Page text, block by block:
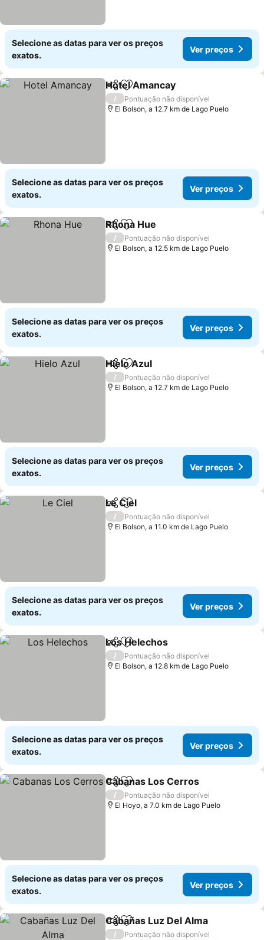
Selecione as datas para ver os preços
exatos.
Ver preços
PartilharAdicionar aos favoritos
Hotel Amancay
/
Pontuação não disponível
El Bolson, a 12.7 km de Lago Puelo
Selecione as datas para ver os preços
exatos.
Ver preços
PartilharAdicionar aos favoritos
Rhona Hue
/
Pontuação não disponível
El Bolson, a 12.5 km de Lago Puelo
Selecione as datas para ver os preços
exatos.
Ver preços
PartilharAdicionar aos favoritos
Hielo Azul
/
Pontuação não disponível
El Bolson, a 12.7 km de Lago Puelo
Selecione as datas para ver os preços
exatos.
Ver preços
PartilharAdicionar aos favoritos
Le Ciel
/
Pontuação não disponível
El Bolson, a 11.0 km de Lago Puelo
Selecione as datas para ver os preços
exatos.
Ver preços
PartilharAdicionar aos favoritos
Los Helechos
/
Pontuação não disponível
El Bolson, a 12.8 km de Lago Puelo
Selecione as datas para ver os preços
exatos.
Ver preços
PartilharAdicionar aos favoritos
Cabanas Los Cerros
/
Pontuação não disponível
El Hoyo, a 7.0 km de Lago Puelo
Selecione as datas para ver os preços
exatos.
Ver preços
PartilharAdicionar aos favoritos
Cabañas Luz Del Alma
/
Pontuação não disponível